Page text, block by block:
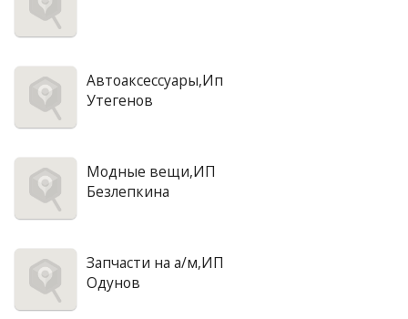
Автоаксессуары,Ип
Утегенов
Модные вещи,ИП
Безлепкина
Запчасти на а/м,ИП
Одунов